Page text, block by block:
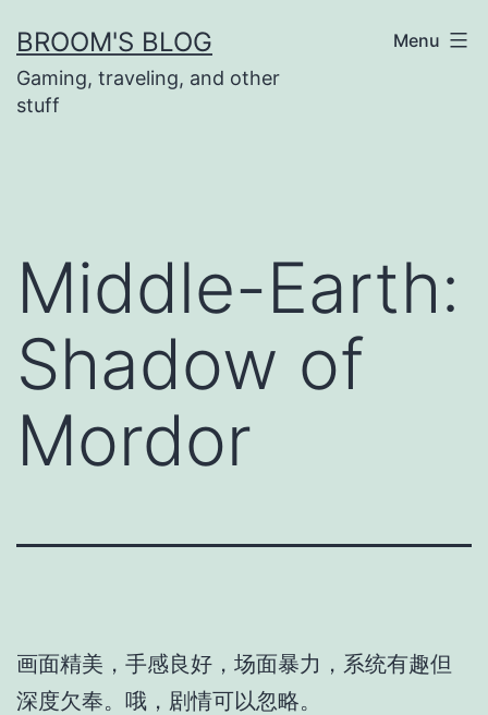
to
content
BROOM'S BLOG
Gaming, traveling, and other
stuff
Menu
Middle-Earth:
Shadow of
Mordor
画面精美，手感良好，场面暴力，系统有趣但
深度欠奉。哦，剧情可以忽略。